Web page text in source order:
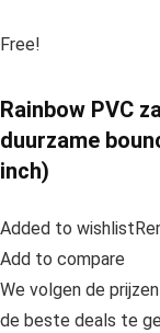
Free!
Rainbow PVC
duurzame
inch)
Added to
Add to compare
We volgen de
de beste deals te